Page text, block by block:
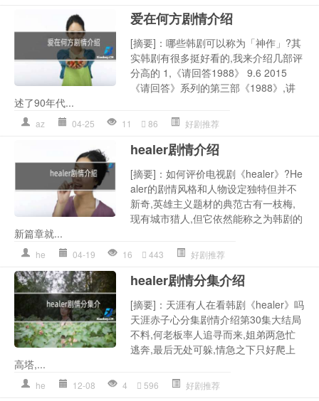
爱在何方剧情介绍
[摘要]：哪些韩剧可以称为「神作」?其
实韩剧有很多挺好看的,我来介绍几部评
分高的 1,《请回答1988》 9.6 2015
《请回答》系列的第三部《1988》,讲
述了90年代...
az 04-25 11 86 好剧推荐
healer剧情介绍
[摘要]：如何评价电视剧《healer》?He
aler的剧情风格和人物设定独特但并不
新奇,英雄主义题材的典范古有一枝梅,
现有城市猎人,但它依然能称之为韩剧的
新篇章就...
he 04-19 16 443 好剧推荐
healer剧情分集介绍
[摘要]：天涯有人在看韩剧《healer》吗
天涯赤子心分集剧情介绍第30集大结局
不料,何老板率人追寻而来,姐弟两急忙
逃奔,最后无处可躲,情急之下只好爬上
高塔,...
he 12-08 4 596 好剧推荐